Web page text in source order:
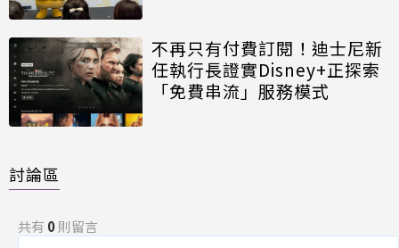
不再只有付費訂閱！迪士尼新
任執行長證實Disney+正探索
「免費串流」服務模式
討論區
共有 0則留言